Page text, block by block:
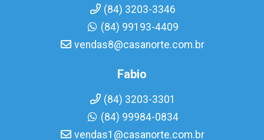
(84) 3203-3346
(84) 99193-4409
vendas8@casanorte.com.br
Fabio
(84) 3203-3301
(84) 99984-0834
vendas1@casanorte.com.br